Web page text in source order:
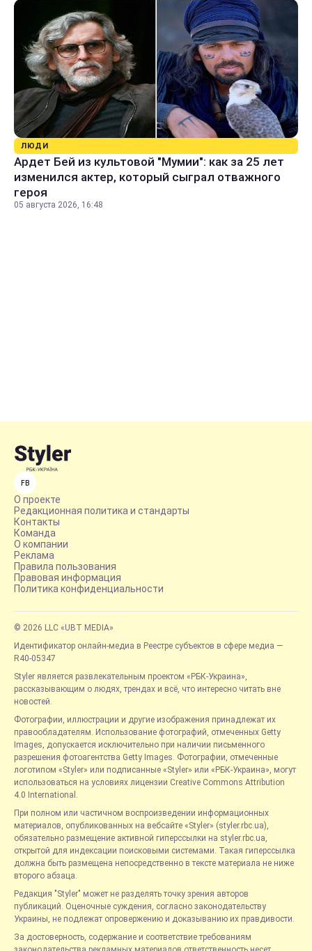
ЛЮДИ
Ардет Бей из культовой "Мумии": как за 25 лет
изменился актер, который сыграл отважного
героя
05 августа 2026, 16:48
FB
О проекте
Редакционная политика и стандарты
Контакты
Команда
О компании
Реклама
Правила пользования
Правовая информация
Политика конфиденциальности
© 2026 LLC «UBT MEDIA»
Идентификатор онлайн-медиа в Реестре субъектов в сфере медиа —
R40-05347
Styler является развлекательным проектом «РБК-Украина»,
рассказывающим о людях, трендах и всё, что интересно читать вне
новостей.
Фотографии, иллюстрации и другие изображения принадлежат их
правообладателям. Использование фотографий, отмеченных Getty
Images, допускается исключительно при наличии письменного
разрешения фотоагентства Getty Images. Фотографии, отмеченные
логотипом «Styler» или подписанные «Styler» или «РБК-Украина», могут
использоваться на условиях лицензии Creative Commons Attribution
4.0 International.
При полном или частичном воспроизведении информационных
материалов, опубликованных на вебсайте «Styler» (styler.rbc.ua),
обязательно размещение активной гиперссылки на styler.rbc.ua,
открытой для индексации поисковыми системами. Такая гиперссылка
должна быть размещена непосредственно в тексте материала не ниже
второго абзаца.
Редакция "Styler" может не разделять точку зрения авторов
публикаций. Оценочные суждения, согласно законодательству
Украины, не подлежат опровержению и доказыванию их правдивости.
За достоверность, содержание и соответствие требованиям